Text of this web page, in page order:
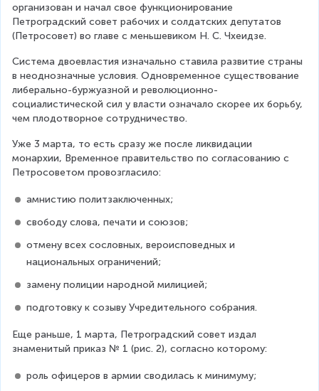
организован и начал свое функционирование
Петроградский совет рабочих и солдатских депутатов
(Петросовет) во главе с меньшевиком Н. С. Чхеидзе.
Система двоевластия изначально ставила развитие страны
в неоднозначные условия. Одновременное существование
либерально-буржуазной и революционно-
социалистической сил у власти означало скорее их борьбу,
чем плодотворное сотрудничество.
Уже 3 марта, то есть сразу же после ликвидации
монархии, Временное правительство по согласованию с
Петросоветом провозгласило:
амнистию политзаключенных;
свободу слова, печати и союзов;
отмену всех сословных, вероисповедных и
национальных ограничений;
замену полиции народной милицией;
подготовку к созыву Учредительного собрания.
Еще раньше, 1 марта, Петроградский совет издал
знаменитый приказ № 1 (рис. 2), согласно которому:
роль офицеров в армии сводилась к минимуму;